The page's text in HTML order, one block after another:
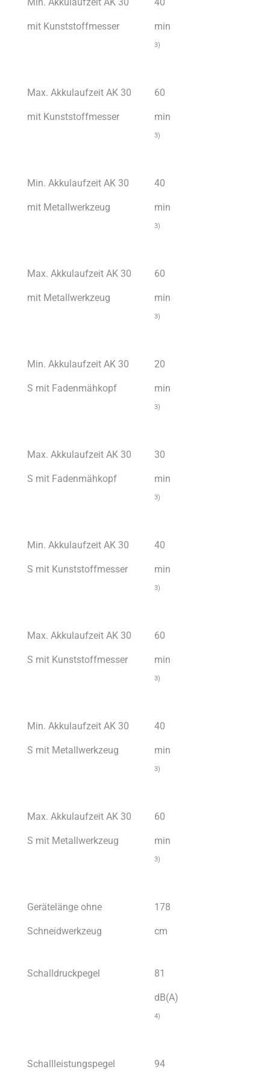
mit Kunststoffmesser min
3)
Max. Akkulaufzeit AK 30
mit Kunststoffmesser
60
min
3)
Min. Akkulaufzeit AK 30
mit Metallwerkzeug
40
min
3)
Max. Akkulaufzeit AK 30
mit Metallwerkzeug
60
min
3)
Min. Akkulaufzeit AK 30
S mit Fadenmähkopf
20
min
3)
Max. Akkulaufzeit AK 30
S mit Fadenmähkopf
30
min
3)
Min. Akkulaufzeit AK 30
S mit Kunststoffmesser
40
min
3)
Max. Akkulaufzeit AK 30
S mit Kunststoffmesser
60
min
3)
Min. Akkulaufzeit AK 30
S mit Metallwerkzeug
40
min
3)
Max. Akkulaufzeit AK 30
S mit Metallwerkzeug
60
min
3)
Gerätelänge ohne
Schneidwerkzeug
178
cm
Schalldruckpegel 81
dB(A)
4)
Schallleistungspegel 94